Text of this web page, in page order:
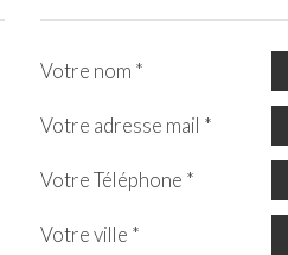
Votre nom *
Votre adresse mail *
Votre Téléphone *
Votre ville *